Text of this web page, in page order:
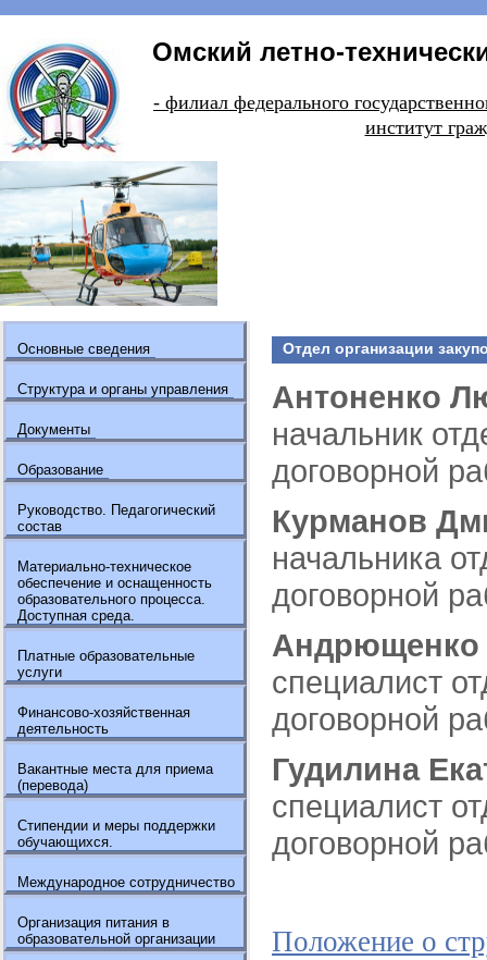
Омский летно-
- филиал федерального
институт
Основные сведения
Структура и органы управления
Документы
Образование
Руководство. Педагогический
состав
Материально-техническое
обеспечение и оснащенность
образовательного процесса.
Доступная среда.
Платные образовательные
услуги
Финансово-хозяйственная
деятельность
Вакантные места для приема
(перевода)
Стипендии и меры поддержки
обучающихся.
Международное сотрудничество
Организация питания в
образовательной организации
Отдел организации
Антоненко
начальник
договорной
Курманов
начальника
договорной
Андрющенко
специалист
договорной
Гудилина
специалист
договорной
Положение о